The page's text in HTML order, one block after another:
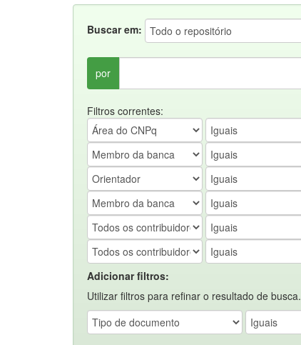
Buscar em:
por
Filtros correntes:
Adicionar filtros:
Utilizar filtros para refinar o resultado de busca.